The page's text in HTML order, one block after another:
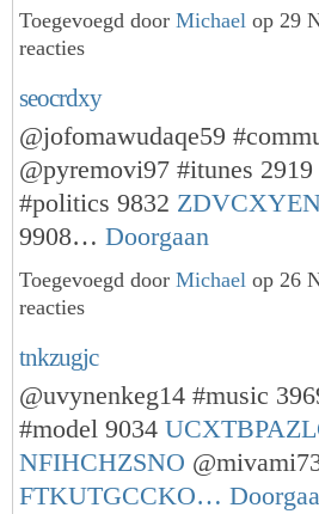
Toegevoegd door Michael op 29
reacties
seocrdxy
@jofomawudaqe59
@pyremovi97 #itunes 2919
#politics 9832
9908… Doorgaan
Toegevoegd door Michael op 26
reacties
tnkzugjc
@uvynenkeg14 #music
#model 9034
NFIHCHZSNO
FTKUTGCCKO…